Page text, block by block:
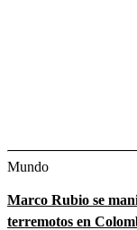
Mundo
Marco Rubio se
terremotos en